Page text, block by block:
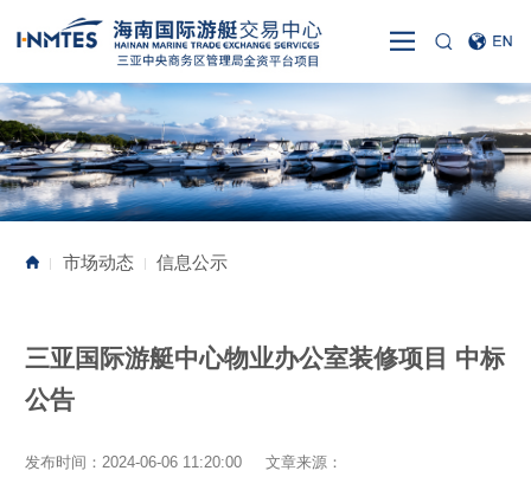
| 市场动态 | 信息公示
三亚国际游艇中心物业办公室装修项目 中标
公告
发布时间：2024-06-06 11:20:00 文章来源：